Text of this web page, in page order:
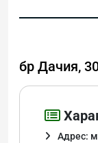
бр Дачия,
Адрес: